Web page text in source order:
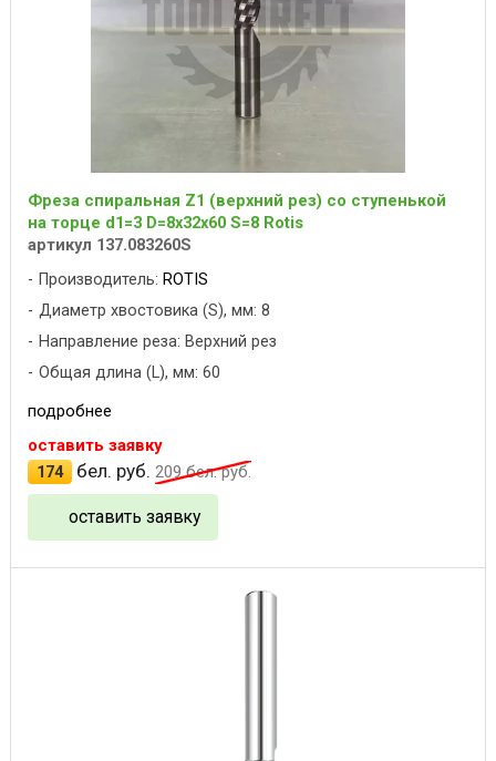
Фреза спиральная Z1 (верхний рез) со ступенькой
на торце d1=3 D=8x32x60 S=8 Rotis
артикул 137.083260S
Производитель: ROTIS
Диаметр хвостовика (S), мм: 8
Направление реза: Верхний рез
Общая длина (L), мм: 60
подробнее
оставить заявку
174
бел. руб. 209бел. руб.
оставить заявку